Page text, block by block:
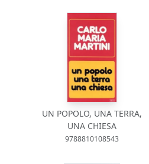
UN POPOLO, UNA TERRA,
UNA CHIESA
9788810108543